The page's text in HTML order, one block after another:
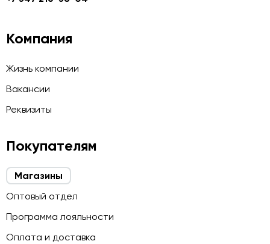
Компания
Жизнь компании
Вакансии
Реквизиты
Покупателям
Магазины
Оптовый отдел
Программа лояльности
Оплата и доставка